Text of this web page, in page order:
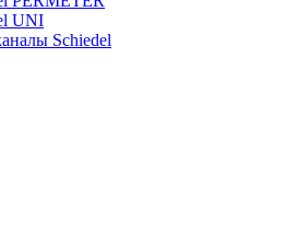
UNI
Schiedel